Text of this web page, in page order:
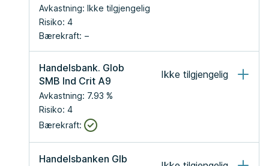
Avkastning: Ikke tilgjengelig
Risiko: 4
Bærekraft:
Handelsbank. Glob
SMB Ind Crit A9
Avkastning: 7.93 %
Risiko: 4
Bærekraft:
Ikke tilgjengelig
Handelsbanken Glb